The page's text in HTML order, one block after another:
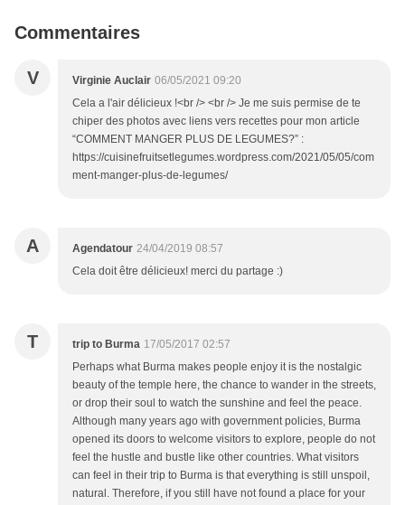
Commentaires
V Virginie Auclair 06/05/2021 09:20
Cela a l'air délicieux !<br /> <br /> Je me suis permise de te
chiper des photos avec liens vers recettes pour mon article
“COMMENT MANGER PLUS DE LEGUMES?” :
https://cuisinefruitsetlegumes.wordpress.com/2021/05/05/com
ment-manger-plus-de-legumes/
A Agendatour 24/04/2019 08:57
Cela doit être délicieux! merci du partage :)
T trip to Burma 17/05/2017 02:57
Perhaps what Burma makes people enjoy it is the nostalgic
beauty of the temple here, the chance to wander in the streets,
or drop their soul to watch the sunshine and feel the peace.
Although many years ago with government policies, Burma
opened its doors to welcome visitors to explore, people do not
feel the hustle and bustle like other countries. What visitors
can feel in their trip to Burma is that everything is still unspoil,
natural. Therefore, if you still have not found a place for your